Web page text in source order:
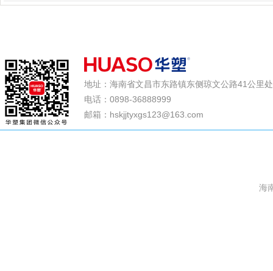
地址：海南省文昌市东路镇东侧琼文公路41公里
电话：0898-36888999
邮箱：hskjjtyxgs123@163.com
海